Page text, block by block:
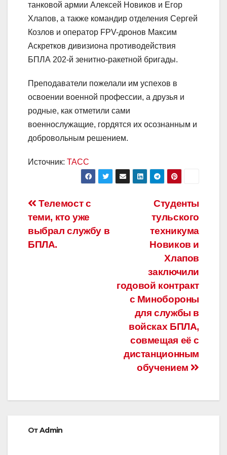
танковой армии Алексей Новиков и Егор
Хлапов, а также командир отделения Сергей
Козлов и оператор FPV-дронов Максим
Аскретков дивизиона противодействия
БПЛА 202-й зенитно-ракетной бригады.
Преподаватели пожелали им успехов в
освоении военной профессии, а друзья и
родные, как отметили сами
военнослужащие, гордятся их осознанным и
добровольным решением.
Источник: ТАСС
Навигация
по
записям
Студенты
тульского
техникума
Новиков и
Хлапов
заключили
годовой контракт
с Минобороны
для службы в
войсках БПЛА,
совмещая её с
дистанционным
обучением
Телемост с
теми, кто уже
выбрал службу в
БПЛА.
ОтAdmin